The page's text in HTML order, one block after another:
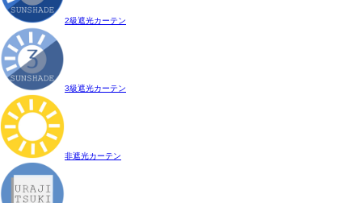
2級遮光カーテン
3級遮光カーテン
非遮光カーテン